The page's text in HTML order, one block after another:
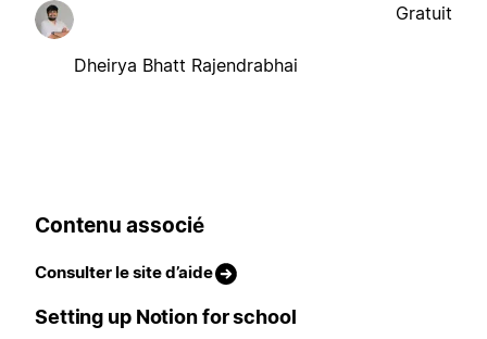
Dheirya Bhatt Rajendrabhai
Gratuit
Contenu associé
Consulter le site d’aide
Setting up Notion for school